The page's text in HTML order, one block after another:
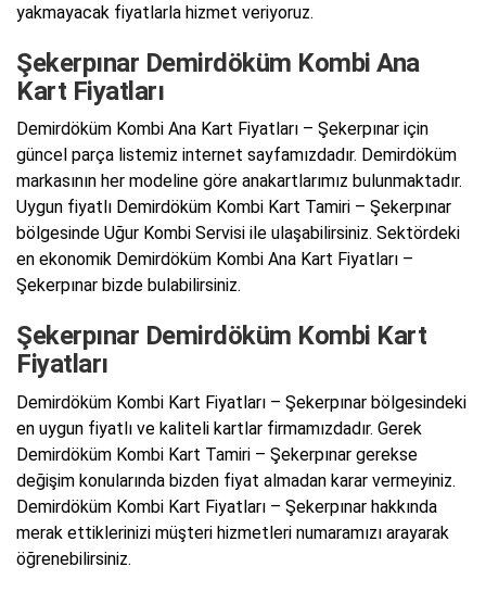
yakmayacak fiyatlarla hizmet veriyoruz.
Şekerpınar Demirdöküm Kombi Ana
Kart Fiyatları
Demirdöküm Kombi Ana Kart Fiyatları – Şekerpınar için
güncel parça listemiz internet sayfamızdadır. Demirdöküm
markasının her modeline göre anakartlarımız bulunmaktadır.
Uygun fiyatlı Demirdöküm Kombi Kart Tamiri – Şekerpınar
bölgesinde Uğur Kombi Servisi ile ulaşabilirsiniz. Sektördeki
en ekonomik Demirdöküm Kombi Ana Kart Fiyatları –
Şekerpınar bizde bulabilirsiniz.
Şekerpınar Demirdöküm Kombi Kart
Fiyatları
Demirdöküm Kombi Kart Fiyatları – Şekerpınar bölgesindeki
en uygun fiyatlı ve kaliteli kartlar firmamızdadır. Gerek
Demirdöküm Kombi Kart Tamiri – Şekerpınar gerekse
değişim konularında bizden fiyat almadan karar vermeyiniz.
Demirdöküm Kombi Kart Fiyatları – Şekerpınar hakkında
merak ettiklerinizi müşteri hizmetleri numaramızı arayarak
öğrenebilirsiniz.